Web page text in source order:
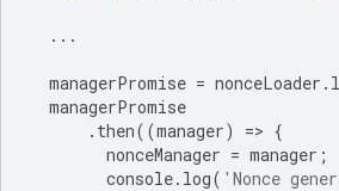
...
managerPromise = nonceLoader .
managerPromise
. then((manager) => {
nonceManager = manager ;
console. log( 'Nonce